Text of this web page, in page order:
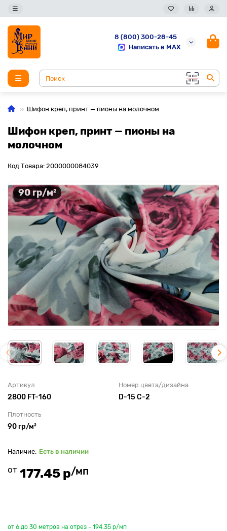
8 (800) 300-28-45
Написать в MAX
Шифон креп, принт — пионы на молочном
Шифон креп, принт — пионы на
молочном
Код Товара: 2000000084039
90 гр/м²
Артикул
2800 FT-160
Номер цвета/дизайна
D-15 C-2
Плотность
90 гр/м²
Есть в наличии
от 177.45 р/мп
от 6 до 30 метров на отрез - 194.35 р/мп